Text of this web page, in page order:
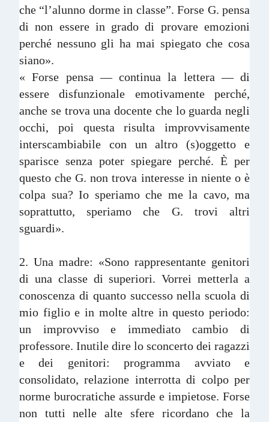
che “l’alunno dorme in classe”. Forse G. pensa
di non essere in grado di provare emozioni
perché nessuno gli ha mai spiegato che cosa
siano».
« Forse pensa — continua la lettera — di
essere disfunzionale emotivamente perché,
anche se trova una docente che lo guarda negli
occhi, poi questa risulta improvvisamente
interscambiabile con un altro (s)oggetto e
sparisce senza poter spiegare perché. È per
questo che G. non trova interesse in niente o è
colpa sua? Io speriamo che me la cavo, ma
soprattutto, speriamo che G. trovi altri
sguardi».
2. Una madre: «Sono rappresentante genitori
di una classe di superiori. Vorrei metterla a
conoscenza di quanto successo nella scuola di
mio figlio e in molte altre in questo periodo:
un improvviso e immediato cambio di
professore. Inutile dire lo sconcerto dei ragazzi
e dei genitori: programma avviato e
consolidato, relazione interrotta di colpo per
norme burocratiche assurde e impietose. Forse
non tutti nelle alte sfere ricordano che la